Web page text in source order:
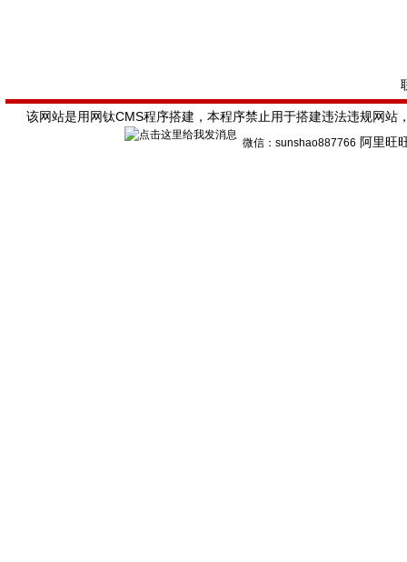
该网站是用网钛CMS程序搭建，本程序禁止用于搭建违法违规网
微信：sunshao887766 阿里旺